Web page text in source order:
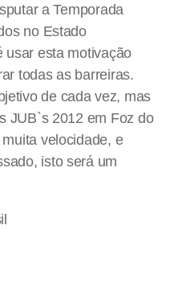
a Temporada
no Estado
usar esta motivação
todas as barreiras.
de cada vez, mas
JUB`s 2012 em Foz do
velocidade, e
isto será um